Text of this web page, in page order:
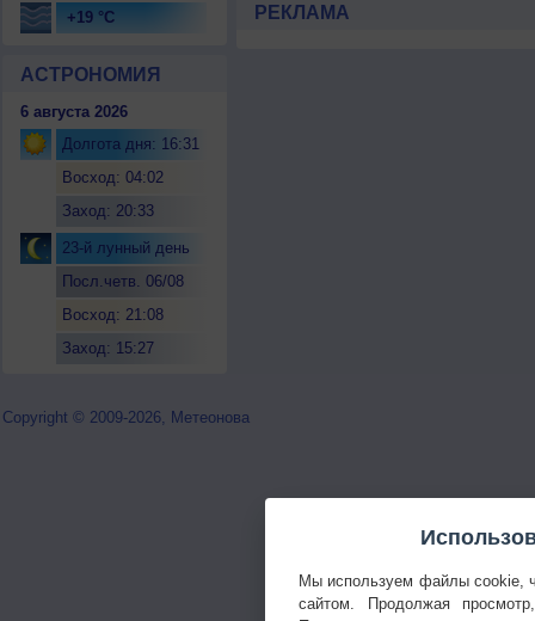
+19 °C
АСТРОНОМИЯ
6 августа 2026
Долгота дня: 16:31
Восход: 04:02
Заход: 20:33
23-й лунный день
Посл.четв. 06/08
Восход: 21:08
Заход: 15:27
РЕКЛАМА
Copyright © 2009-2026, Метеонова
Мы используем файлы cookie,
сайтом. Продолжая